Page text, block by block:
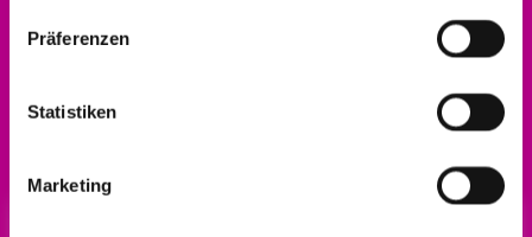
Präferenzen
Statistiken
Marketing
Alle Infos zum Engagement-Förderpreis gibt